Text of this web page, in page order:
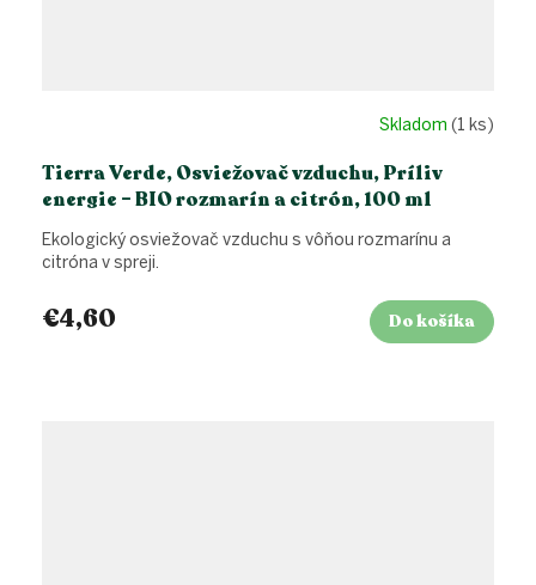
Tierra Verde, Osviežovač vzduchu, Príliv
energie – BIO rozmarín a citrón, 100 ml
Skladom (1 ks)
€4,60 Do košíka
Ekologický osviežovač vzduchu s vôňou rozmarínu a
citróna v spreji.